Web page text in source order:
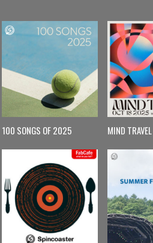
100 SONGS OF 2025 MIND TRAVEL